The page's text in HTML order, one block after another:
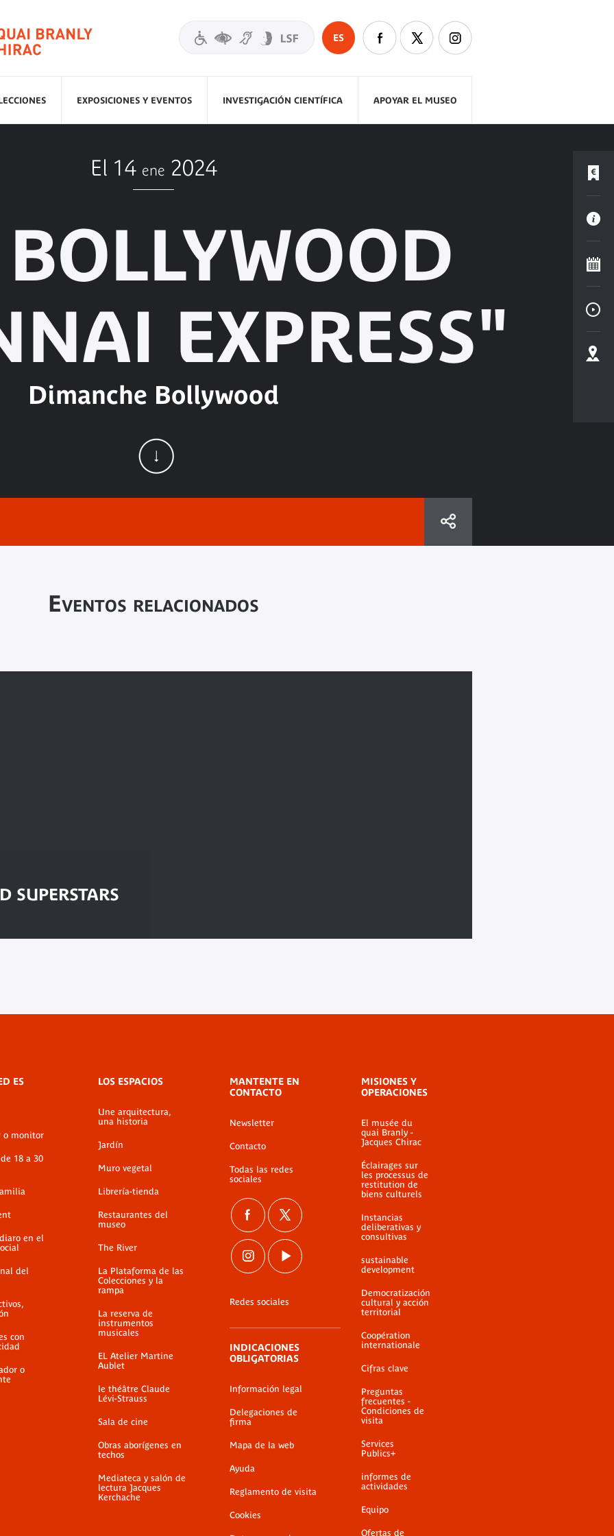
ES
EXPOSICIONES Y EVENTOS INVESTIGACIÓN CIENTÍFICA APOYAR EL MUSEO
El 14 ene 2024
EXPRESS"
Dimanche Bollywood
Eventos relacionados
SUPERSTARS
ES
o monitor
18 a 30
en el
del
con
o
LOS ESPACIOS
Une arquitectura,
una historia
Jardín
Muro vegetal
Librería-tienda
Restaurantes del
museo
The River
La Plataforma de las
Colecciones y la
rampa
La reserva de
instrumentos
musicales
EL Atelier Martine
Aublet
le théâtre Claude
Lévi-Strauss
Sala de cine
Obras aborígenes en
techos
Mediateca y salón de
lectura Jacques
Kerchache
MANTENTE EN
CONTACTO
Newsletter
Contacto
Todas las redes
sociales
Redes sociales
INDICACIONES
OBLIGATORIAS
Información legal
Delegaciones de
firma
Mapa de la web
Ayuda
Reglamento de visita
Cookies
MISIONES Y
OPERACIONES
El musée du
quai Branly -
Jacques Chirac
Éclairages sur
les processus de
restitution de
biens culturels
Instancias
deliberativas y
consultivas
sustainable
development
Democratización
cultural y acción
territorial
Coopération
internationale
Cifras clave
Preguntas
frecuentes -
Condiciones de
visita
Services
Publics+
informes de
actividades
Equipo
Ofertas de